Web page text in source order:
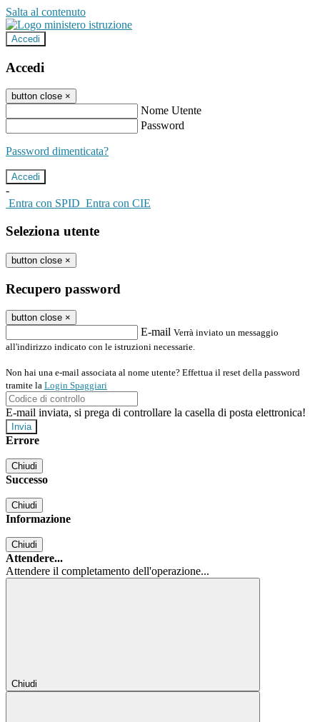
Salta al contenuto
Accedi
Accedi
button close ×
Nome Utente
Password
Password dimenticata?
-
Entra con SPID Entra con CIE
Seleziona utente
button close ×
Recupero password
button close ×
E-mail Verrà inviato un messaggio
all'indirizzo indicato con le istruzioni necessarie.
Non hai una e-mail associata al nome utente? Effettua il reset della password
tramite la Login Spaggiari
E-mail inviata, si prega di controllare la casella di posta elettronica!
Errore
Chiudi
Successo
Chiudi
Informazione
Chiudi
Attendere...
Attendere il completamento dell'operazione...
Chiudi